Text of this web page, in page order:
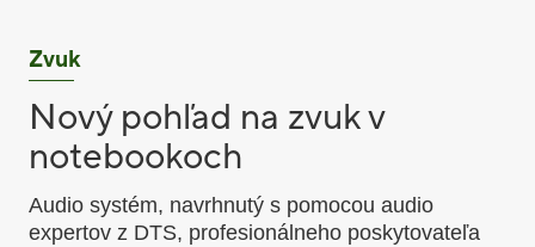
Zvuk
Nový pohľad na zvuk v
notebookoch
Audio systém, navrhnutý s pomocou audio
expertov z DTS, profesionálneho poskytovateľa